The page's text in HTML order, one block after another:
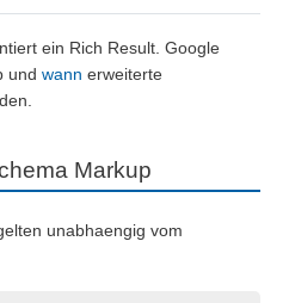
ein Rich Result. Google
und wann erweiterte
Markup
unabhaengig vom